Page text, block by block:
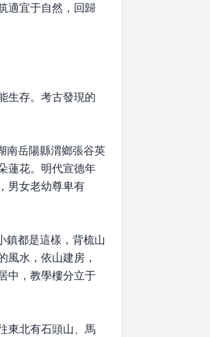
適宜于自然，回歸
生存。考古發現的
南岳陽縣渭鄉張谷英
蓮花。明代宣德年
男女老幼尊卑有
鎮都是這樣，背梳山
水，依山建房，
中，教學樓分立于
東北有石頭山、馬